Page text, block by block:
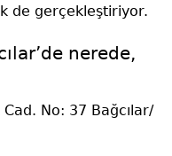
de gerçekleştiriyor.
nerede,
No: 37 Bağcılar/